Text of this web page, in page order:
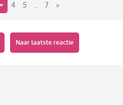
4 5 7 »
Naar laatste reactie